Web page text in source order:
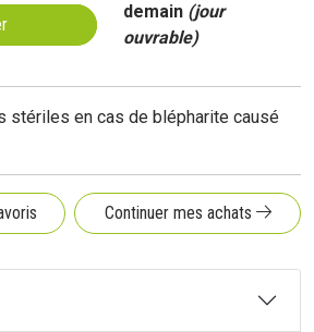
demain (jour
ouvrable)
stériles en cas de blépharite causé
Continuer mes achats